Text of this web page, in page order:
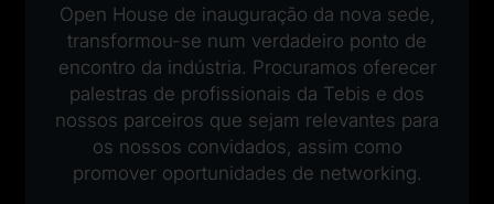
Open House de inauguração da nova sede,
transformou-se num verdadeiro ponto de
encontro da indústria. Procuramos oferecer
palestras de profissionais da Tebis e dos
nossos parceiros que sejam relevantes para
os nossos convidados, assim como
promover oportunidades de networking.